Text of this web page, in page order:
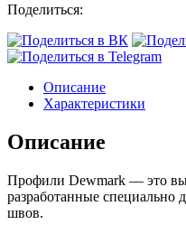
Поделиться:
Описание
Характеристики
Описание
Профили Dewmark — это
разработанные
швов.